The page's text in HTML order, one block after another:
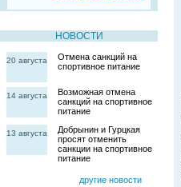
НОВОСТИ
20 августа
Отмена санкций на
спортивное питание
14 августа
Возможная отмена
санкций на спортивное
питание
13 августа
Добрынин и Гурцкая
просят отменить
санкции на спортивное
питание
другие новости